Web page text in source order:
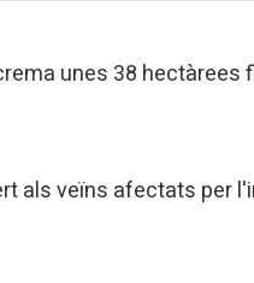
unes 38 hectàrees
als veïns afectats per